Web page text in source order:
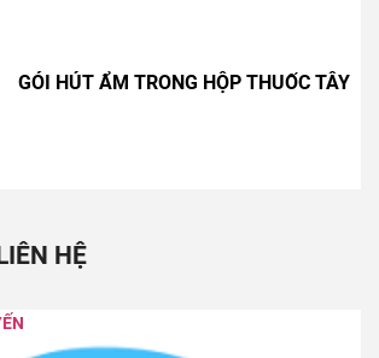
GÓI HÚT ẨM TRONG HỘP THUỐC TÂY
HỆ